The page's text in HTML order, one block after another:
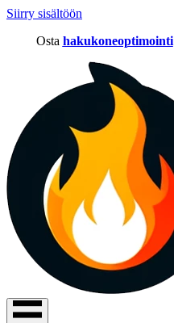
Siirry sisältöön
Osta hakukoneoptimointi